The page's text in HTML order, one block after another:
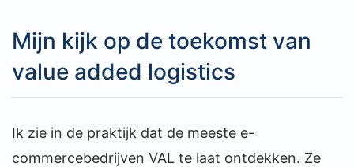
Mijn kijk op de toekomst van
value added logistics
Ik zie in de praktijk dat de meeste e-
commercebedrijven VAL te laat ontdekken. Ze